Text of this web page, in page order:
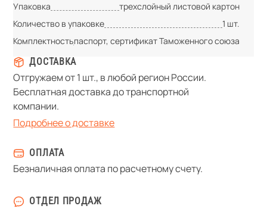
Упаковка
трехслойный листовой картон
Количество в упаковке
1 шт.
Комплектностьпаспорт, сертификат Таможенного союза
ДОСТАВКА
Отгружаем от 1 шт., в любой регион России.
Бесплатная доставка до транспортной
компании.
Подробнее о доставке
ОПЛАТА
Безналичная оплата по расчетному счету.
ОТДЕЛ ПРОДАЖ